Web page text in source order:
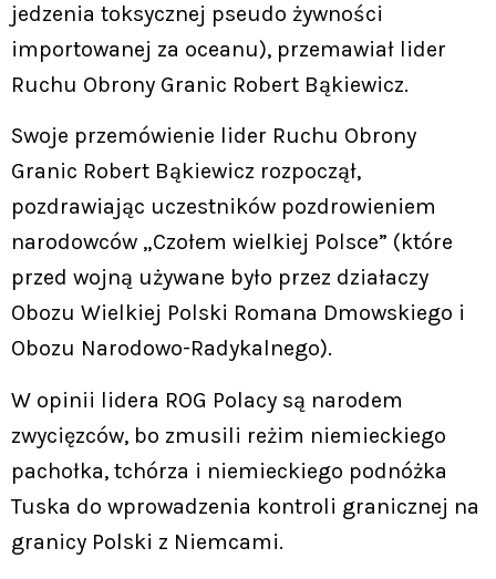
jedzenia toksycznej pseudo żywności
importowanej za oceanu), przemawiał lider
Ruchu Obrony Granic Robert Bąkiewicz.
Swoje przemówienie lider Ruchu Obrony
Granic Robert Bąkiewicz rozpoczął,
pozdrawiając uczestników pozdrowieniem
narodowców „Czołem wielkiej Polsce” (które
przed wojną używane było przez działaczy
Obozu Wielkiej Polski Romana Dmowskiego i
Obozu Narodowo-Radykalnego).
W opinii lidera ROG Polacy są narodem
zwycięzców, bo zmusili reżim niemieckiego
pachołka, tchórza i niemieckiego podnóżka
Tuska do wprowadzenia kontroli granicznej na
granicy Polski z Niemcami.